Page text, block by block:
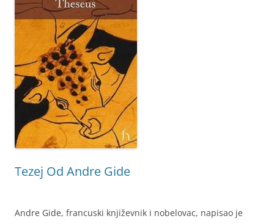
Tezej Od Andre Gide
Andre Gide, francuski književnik i nobelovac, napisao je